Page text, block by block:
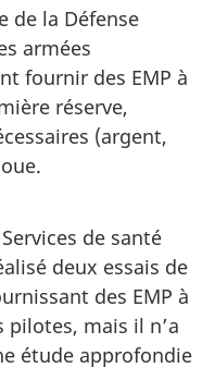
de la Défense
armées
fournir des EMP à
réserve,
(argent,
de santé
deux essais de
des EMP à
pilotes, mais il n’a
étude approfondie